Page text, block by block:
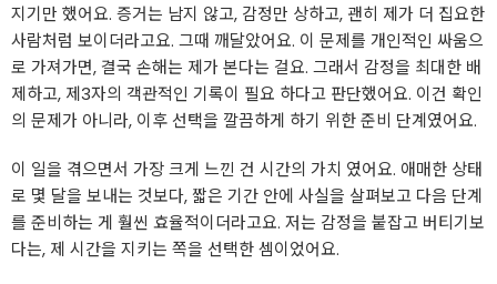
지기만 했어요. 증거는 남지 않고, 감정만 상하고, 괜히 제가 더 집요한
사람처럼 보이더라고요. 그때 깨달았어요. 이 문제를 개인적인 싸움으
로 가져가면, 결국 손해는 제가 본다는 걸요. 그래서 감정을 최대한 배
제하고, 제3자의 객관적인 기록이 필요 하다고 판단했어요. 이건 확인
의 문제가 아니라, 이후 선택을 깔끔하게 하기 위한 준비 단계였어요.
이 일을 겪으면서 가장 크게 느낀 건 시간의 가치 였어요. 애매한 상태
로 몇 달을 보내는 것보다, 짧은 기간 안에 사실을 살펴보고 다음 단계
를 준비하는 게 훨씬 효율적이더라고요. 저는 감정을 붙잡고 버티기보
다는, 제 시간을 지키는 쪽을 선택한 셈이었어요.